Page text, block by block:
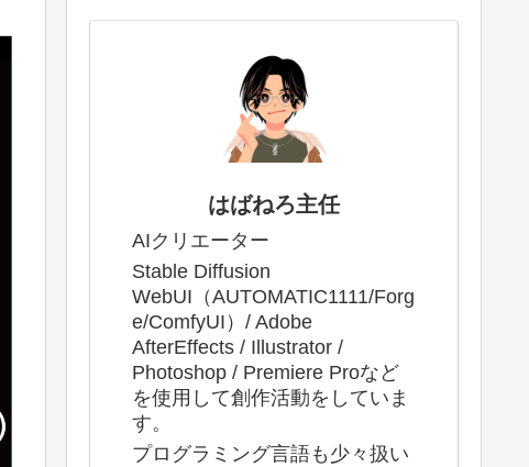
はばねろ主任
AIクリエーター
Stable Diffusion
WebUI（AUTOMATIC1111/Forg
e/ComfyUI）/ Adobe
AfterEffects / Illustrator /
Photoshop / Premiere Proなど
を使用して創作活動をしていま
す。
プログラミング言語も少々扱い